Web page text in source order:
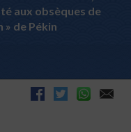
aux obsèques de
» de Pékin